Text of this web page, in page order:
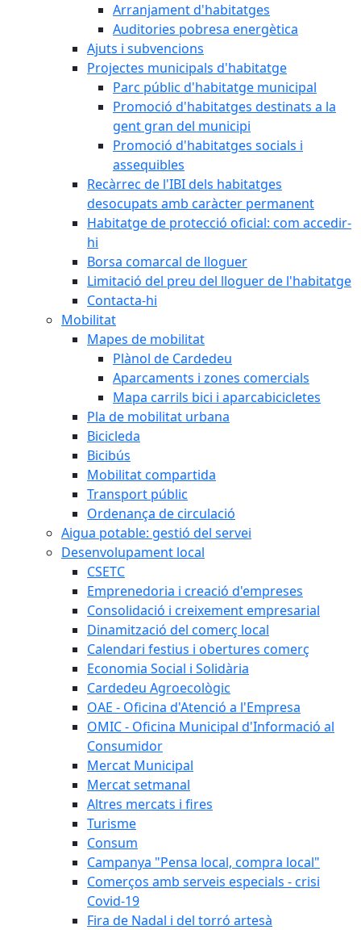
Arranjament d'habitatges
Auditories pobresa energètica
Ajuts i subvencions
Projectes municipals d'habitatge
Parc públic d'habitatge municipal
Promoció d'habitatges destinats a la
gent gran del municipi
Promoció d'habitatges socials i
assequibles
Recàrrec de l'IBI dels habitatges
desocupats amb caràcter permanent
Habitatge de protecció oficial: com accedir-
hi
Borsa comarcal de lloguer
Limitació del preu del lloguer de l'habitatge
Contacta-hi
Mobilitat
Mapes de mobilitat
Plànol de Cardedeu
Aparcaments i zones comercials
Mapa carrils bici i aparcabicicletes
Pla de mobilitat urbana
Bicicleda
Bicibús
Mobilitat compartida
Transport públic
Ordenança de circulació
Aigua potable: gestió del servei
Desenvolupament local
CSETC
Emprenedoria i creació d'empreses
Consolidació i creixement empresarial
Dinamització del comerç local
Calendari festius i obertures comerç
Economia Social i Solidària
Cardedeu Agroecològic
OAE - Oficina d'Atenció a l'Empresa
OMIC - Oficina Municipal d'Informació al
Consumidor
Mercat Municipal
Mercat setmanal
Altres mercats i fires
Turisme
Consum
Campanya "Pensa local, compra local"
Comerços amb serveis especials - crisi
Covid-19
Fira de Nadal i del torró artesà